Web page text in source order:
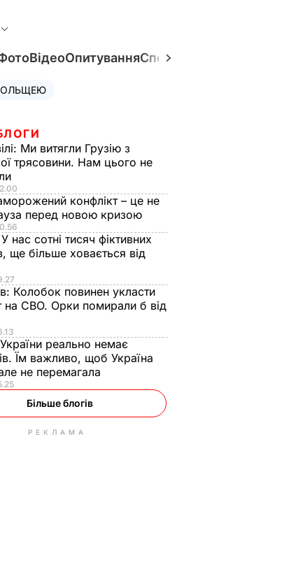
ВідеоОпитуванняСпецпроєкти
Ми витягли Грузію з
трясовини. Нам цього не
конфлікт – це не
перед новою кризою
У нас сотні тисяч фіктивних
ще більше ховається від
Колобок повинен укласти
на СВО. Орки помирали б від
реально немає
Їм важливо, щоб Україна
не перемагала
Більше блогів
РЕКЛАМА